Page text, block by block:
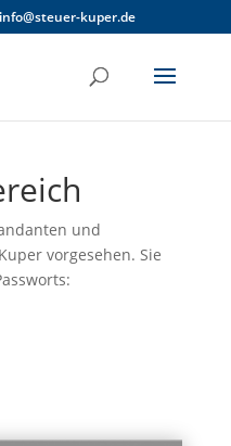
info@steuer-kuper.de
und
vorgesehen. Sie